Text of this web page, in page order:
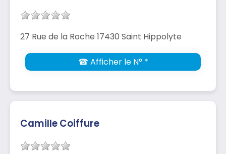
27 Rue de la Roche 17430 Saint Hippolyte
☎ Afficher le N° *
Camille Coiffure